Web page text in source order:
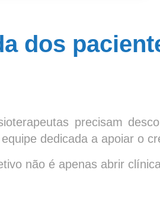
dos
precisam
dedicada a apoiar o
não é apenas abrir